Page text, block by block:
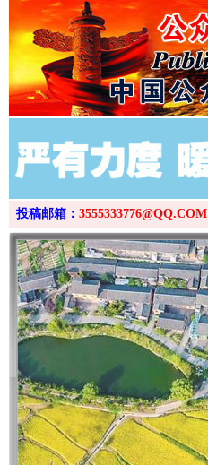
投稿邮箱： 3555333776@QQ.COM